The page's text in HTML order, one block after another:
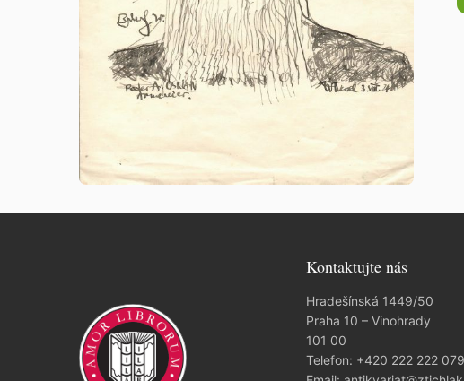
Kontaktujte nás
Hradešínská 1449/50
Praha 10 – Vinohrady
101 00
Telefon: +420 222 222 079